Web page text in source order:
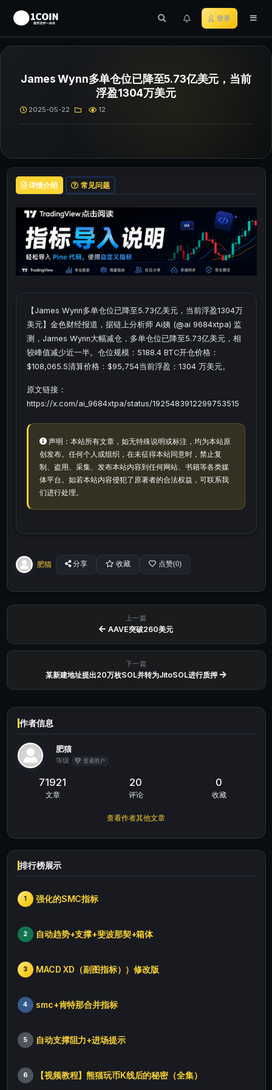
登录
James Wynn多单仓位已降至5.73亿美元，当前
浮盈1304万美元
2025-05-22 12
详情介绍 常见问题
【James Wynn多单仓位已降至5.73亿美元，当前浮盈1304万
美元】金色财经报道，据链上分析师 Ai姨 (@ai 9684xtpa) 监
测，James Wynn大幅减仓，多单仓位已降至5.73亿美元，相
较峰值减少近一半。仓位规模：5188.4 BTC开仓价格：
$108,065.5清算价格：$95,754当前浮盈：1304 万美元。
原文链接：
https://x.com/ai_9684xtpa/status/1925483912299753515
声明：本站所有文章，如无特殊说明或标注，均为本站原
创发布。任何个人或组织，在未征得本站同意时，禁止复
制、盗用、采集、发布本站内容到任何网站、书籍等各类媒
体平台。如若本站内容侵犯了原著者的合法权益，可联系我
们进行处理。
肥猫 分享 收藏 点赞(0)
上一篇
AAVE突破260美元
下一篇
某新建地址提出20万枚SOL并转为JitoSOL进行质押
作者信息
肥猫
等级 普通用户
71921
文章
20
评论
0
收藏
查看作者其他文章
排行榜展示
1 强化的SMC指标
2 自动趋势+支撑+斐波那契+箱体
3 MACD XD（副图指标））修改版
4 smc+肯特那合并指标
5 自动支撑阻力+进场提示
6 【视频教程】熊猫玩币K线后的秘密（全集）